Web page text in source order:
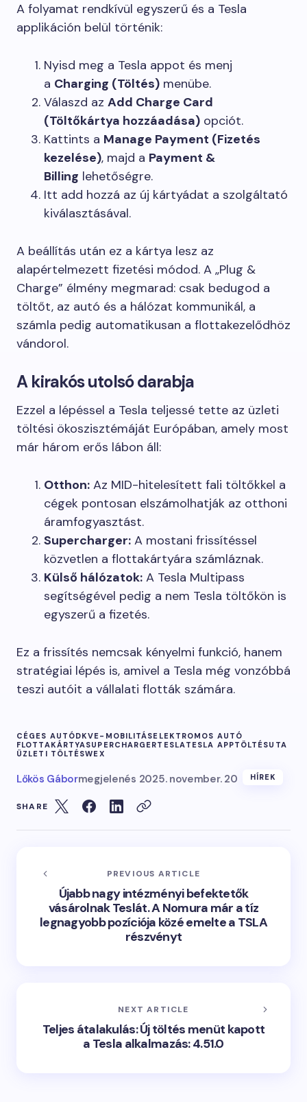
A folyamat rendkívül egyszerű és a Tesla
applikáción belül történik:
Nyisd meg a Tesla appot és menj
a Charging (Töltés) menübe.
Válaszd az Add Charge Card
(Töltőkártya hozzáadása) opciót.
Kattints a Manage Payment (Fizetés
kezelése), majd a Payment &
Billing lehetőségre.
Itt add hozzá az új kártyádat a szolgáltató
kiválasztásával.
A beállítás után ez a kártya lesz az
alapértelmezett fizetési módod. A „Plug &
Charge” élmény megmarad: csak bedugod a
töltőt, az autó és a hálózat kommunikál, a
számla pedig automatikusan a flottakezelődhöz
vándorol.
A kirakós utolsó darabja
Ezzel a lépéssel a Tesla teljessé tette az üzleti
töltési ökoszisztémáját Európában, amely most
már három erős lábon áll:
Otthon: Az MID-hitelesített fali töltőkkel a
cégek pontosan elszámolhatják az otthoni
áramfogyasztást.
Supercharger: A mostani frissítéssel
közvetlen a flottakártyára számláznak.
Külső hálózatok: A Tesla Multipass
segítségével pedig a nem Tesla töltőkön is
egyszerű a fizetés.
Ez a frissítés nemcsak kényelmi funkció, hanem
stratégiai lépés is, amivel a Tesla még vonzóbbá
teszi autóit a vállalati flották számára.
CÉGES AUTÓDKVE-MOBILITÁSELEKTROMOS AUTÓ
FLOTTAKÁRTYASUPERCHARGERTESLATESLA APPTÖLTÉSUTA
ÜZLETI TÖLTÉSWEX
Lőkös Gábormegjelenés 2025. november. 20 HÍREK
SHARE
PREVIOUS ARTICLE
Újabb nagy intézményi befektetők
vásárolnak Teslát. A Nomura már a tíz
legnagyobb pozíciója közé emelte a TSLA
részvényt
NEXT ARTICLE
Teljes átalakulás: Új töltés menüt kapott
a Tesla alkalmazás: 4.51.0